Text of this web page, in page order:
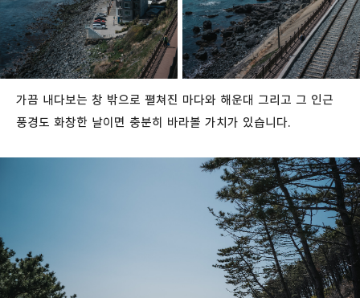
가끔 내다보는 창 밖으로 펼쳐진 마다와 해운대 그리고 그 인근
풍경도 화창한 날이면 충분히 바라볼 가치가 있습니다.